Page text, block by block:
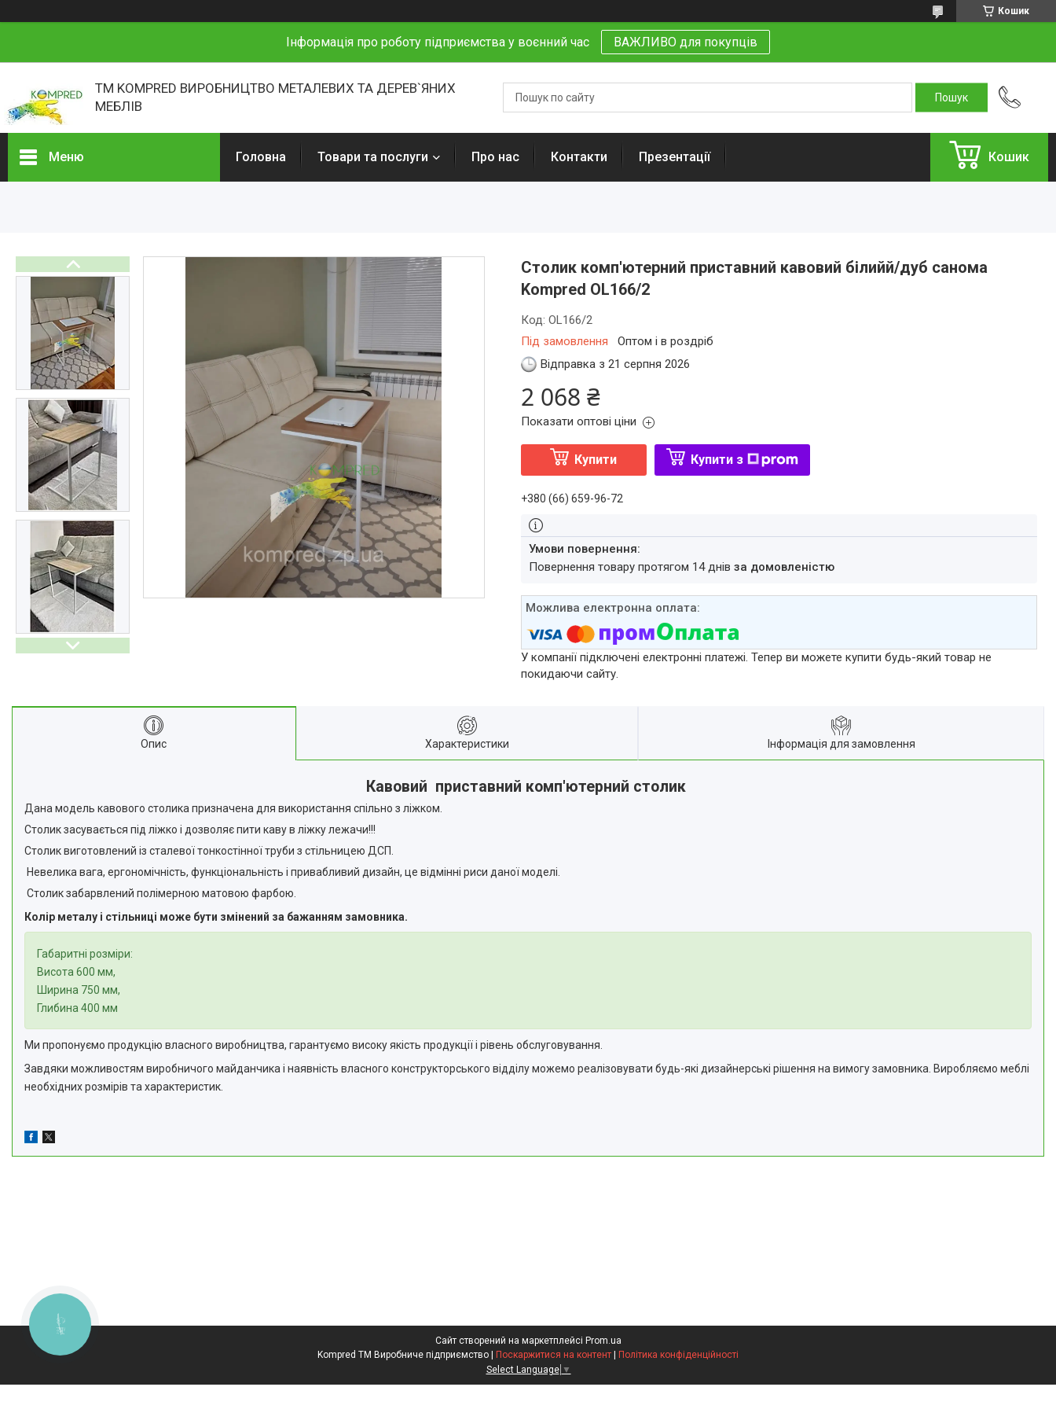
Кошик
Інформація про роботу підприємства у воєнний час ВАЖЛИВО для покупців
ТМ KOMPRED ВИРОБНИЦТВО МЕТАЛЕВИХ ТА ДЕРЕВ`ЯНИХ
МЕБЛІВ
Меню
Презентації
Реєстраційні документи
Головна Товари та послуги Про нас Контакти Презентації Кошик
Столик комп'ютерний приставний кавовий білийй/дуб санома
Kompred OL166/2
Під замовлення Оптом і в роздріб
Код: OL166/2
Відправка з 21 серпня 2026
2 068 ₴
Показати оптові ціни
Купити Купити з
+380 (66) 659-96-72
повернення товару протягом 14 днів за домовленістю
У компанії підключені електронні платежі. Тепер ви можете купити будь-який товар не
покидаючи сайту.
Опис Характеристики Інформація для замовлення
Кавовий приставний комп'ютерний столик
Дана модель кавового столика призначена для використання спільно з ліжком.
Столик засувається під ліжко і дозволяє пити каву в ліжку лежачи!!!
Столик виготовлений із сталевої тонкостінної труби з стільницею ДСП.
Невелика вага, ергономічність, функціональність і привабливий дизайн, це відмінні риси даної моделі.
Столик забарвлений полімерною матовою фарбою.
Колір металу і стільниці може бути змінений за бажанням замовника.
Габаритні розміри:
Висота 600 мм,
Ширина 750 мм,
Глибина 400 мм
Ми пропонуємо продукцію власного виробництва, гарантуємо високу якість продукції і рівень обслуговування.
Завдяки можливостям виробничого майданчика і наявність власного конструкторського відділу можемо реалізовувати будь-які дизайнерські рішення на вимогу замовника. Виробляємо меблі
необхідних розмірів та характеристик.
Сайт створений на маркетплейсі Prom.ua
Поскаржитися на контент
Політика конфіденційності
Select Language ▼
КНОПКА
ЗВ'ЯЗКУ